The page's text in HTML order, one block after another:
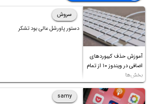
آموزش حذف کیبوردهای
اضافی در ویندوز ۱۰ از تمام
بخش‌ها
سروش
دستور پاورشل عالی بود تشکر
samy